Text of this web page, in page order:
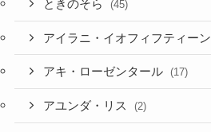
ときのそら (45)
アイラニ・イオフィフティーン
アキ・ローゼンタール (17)
アユンダ・リス (2)